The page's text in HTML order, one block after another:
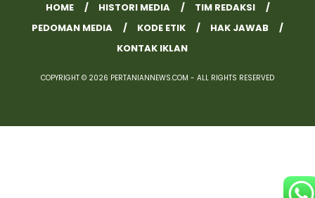
HOME HISTORI MEDIA
TIM REDAKSI
PEDOMAN MEDIA
KODE ETIK
HAK JAWAB
KONTAK IKLAN
COPYRIGHT © 2026 PERTANIANNEWS.COM - ALL RIGHTS RESERVED